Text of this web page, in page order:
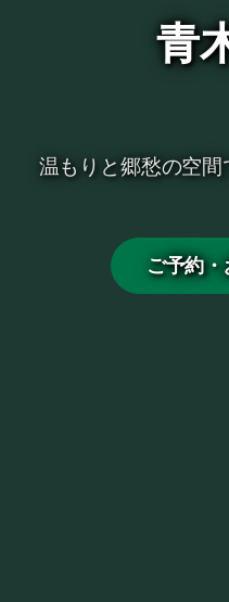
青
温もりと郷愁の空
ご予約